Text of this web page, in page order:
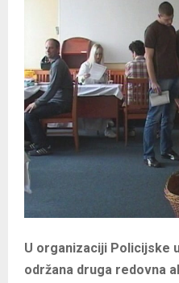
U organizaciji Policijske
održana druga redovna